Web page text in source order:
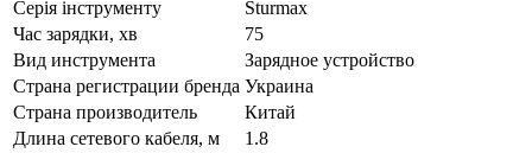
Серія інструменту
Sturmax
Час зарядки, хв
75
Вид инструмента
Зарядное устройство
Страна регистрации бренда Украина
Страна производитель
Китай
Длина сетевого кабеля, м
1.8